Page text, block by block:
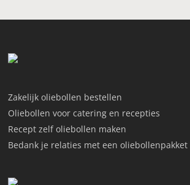
Zakelijk oliebollen bestellen
Oliebollen voor catering en recepties
Recept zelf oliebollen maken
Bedank je relaties met een oliebollenpakket